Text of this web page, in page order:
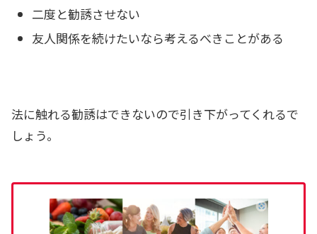
二度と勧誘させない
友人関係を続けたいなら考えるべきことがある
法に触れる勧誘はできないので引き下がってくれるで
しょう。